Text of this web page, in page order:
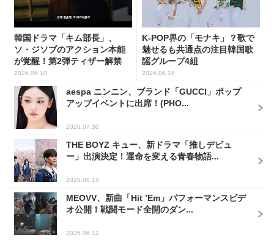
韓国ドラマ「キム部長」、
ソ・ジソブのアクション本能
が覚醒！第2弾ティザー解禁
2026.06.10
K-POP界の「モナキ」？歌で
魅せるも共通点の注目韓国歌
謡グループ4組
2026.06.18
aespa ニンニン、ブランド「GUCCI」ポップ
アップイベントに出席！(PHO...
2026.07.30
THE BOYZ キュー、新ドラマ「推しデビュ
ー」出演決定！運命を変える青春物語...
2026.06.15
MEOVV、新曲「Hit ’Em」パフォーマンスビデ
オ公開！戦闘モード全開のダン...
2026.06.12